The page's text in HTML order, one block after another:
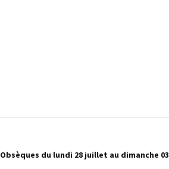
Obsèques du lundi 28 juillet au dimanche 03